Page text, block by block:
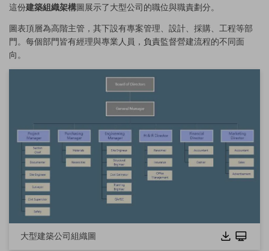
這份建築組織架構圖展示了大型公司的職位與職責劃分。
圖表頂層為高階主管，其下設有專案管理、設計、採購、工程等部
門。每個部門皆有經理與專業人員，負責監督營建流程的不同面
向。
大型建築公司組織圖